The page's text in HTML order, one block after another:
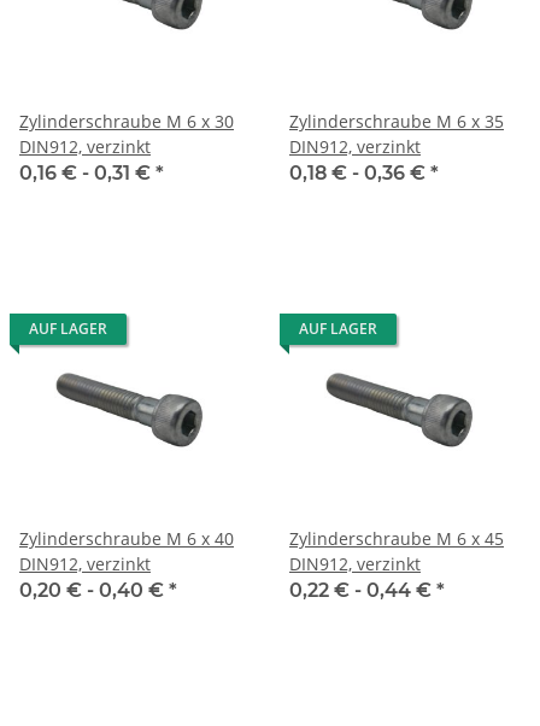
Zylinderschraube M 6 x 30
DIN912, verzinkt
0,16 € - 0,31 € *
Zylinderschraube M 6 x 35
DIN912, verzinkt
0,18 € - 0,36 € *
AUF LAGER
Zylinderschraube M 6 x 40
DIN912, verzinkt
0,20 € - 0,40 € *
AUF LAGER
Zylinderschraube M 6 x 45
DIN912, verzinkt
0,22 € - 0,44 € *